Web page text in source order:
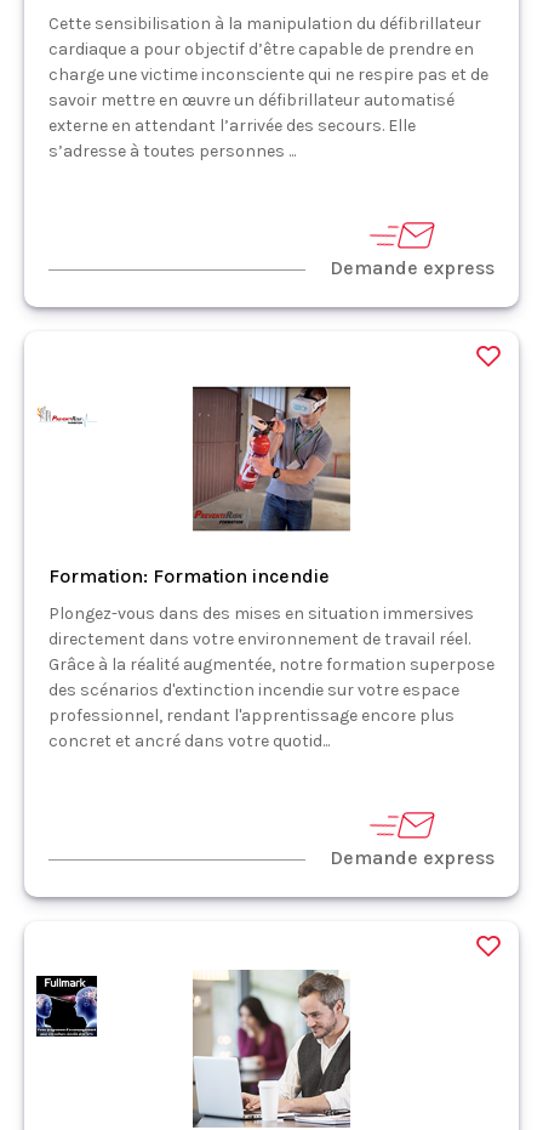
Cette sensibilisation à la manipulation du défibrillateur
cardiaque a pour objectif d’être capable de prendre en
charge une victime inconsciente qui ne respire pas et de
savoir mettre en œuvre un défibrillateur automatisé
externe en attendant l’arrivée des secours. Elle
s’adresse à toutes personnes ...
Demande express
Formation: Formation incendie
Plongez-vous dans des mises en situation immersives
directement dans votre environnement de travail réel.
Grâce à la réalité augmentée, notre formation superpose
des scénarios d'extinction incendie sur votre espace
professionnel, rendant l'apprentissage encore plus
concret et ancré dans votre quotid...
Demande express